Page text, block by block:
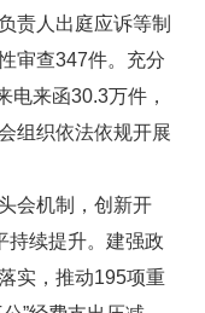
责人出庭应诉等制
审查347件。充分
电来函30.3万件，
组织依法依规开展
会机制，创新开
持续提升。建强政
实，推动195项重